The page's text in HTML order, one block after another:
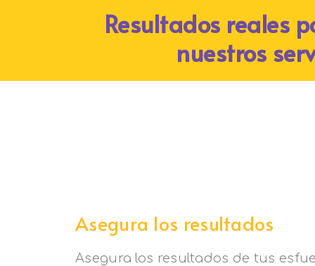
Resultados reales
nuestros
Asegura los resultados
Asegura los resultados de tus